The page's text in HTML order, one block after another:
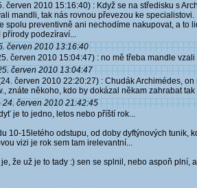
červen 2010 15:16:40) : Když se na středisku s
mandli, tak nás rovnou převezou ke specialistovi.
spolu preventivně ani nechodíme nakupovat, a to
přírody podezíraví...
červen 2010 13:16:40
červen 2010 15:04:47) : no mě třeba mandle
červen 2010 13:04:47
červen 2010 22:20:27) : Chudák Archimédes,
znáte někoho, kdo by dokázal někam zahrabat
24. červen 2010 21:42:45
je to jedno, letos nebo příští rok...
10-15letého odstupu, od doby dyftýnových tunik,
vizi je rok sem tam irelevantní...
je, že už je to tady :) sen se splnil, nebo aspoň plní,